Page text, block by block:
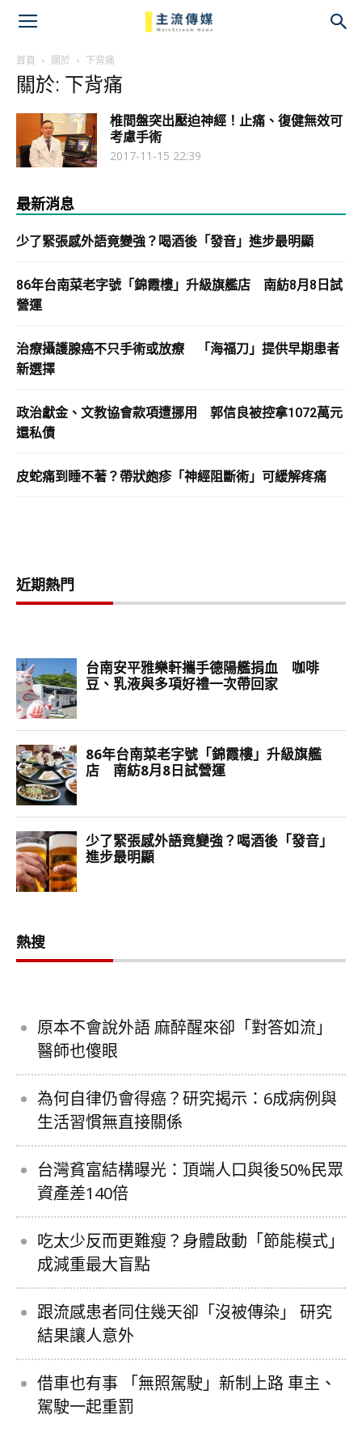
首頁 關於 下背痛
關於: 下背痛
椎間盤突出壓迫神經！止痛、復健無效可
考慮手術
2017-11-15 22:39
最新消息
少了緊張感外語竟變強？喝酒後「發音」進步最明顯
86年台南菜老字號「錦霞樓」升級旗艦店 南紡8月8日試
營運
治療攝護腺癌不只手術或放療 「海福刀」提供早期患者
新選擇
政治獻金、文教協會款項遭挪用 郭信良被控拿1072萬元
還私債
皮蛇痛到睡不著？帶狀皰疹「神經阻斷術」可緩解疼痛
近期熱門
熱搜
原本不會說外語 麻醉醒來卻「對答如流」
醫師也傻眼
為何自律仍會得癌？研究揭示：6成病例與
生活習慣無直接關係
台灣貧富結構曝光：頂端人口與後50%民眾
資產差140倍
吃太少反而更難瘦？身體啟動「節能模式」
成減重最大盲點
跟流感患者同住幾天卻「沒被傳染」 研究
結果讓人意外
借車也有事 「無照駕駛」新制上路 車主、
駕駛一起重罰